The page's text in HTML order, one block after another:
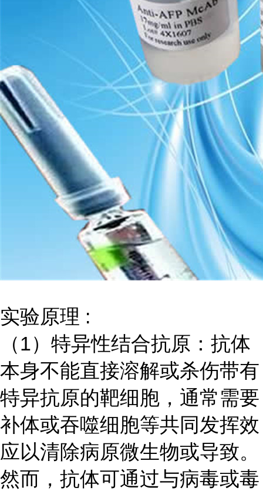
实验原理 :
（1）特异性结合抗原：抗体
本身不能直接溶解或杀伤带有
特异抗原的靶细胞，通常需要
补体或吞噬细胞等共同发挥效
应以清除病原微生物或导致。
然而，抗体可通过与病毒或毒